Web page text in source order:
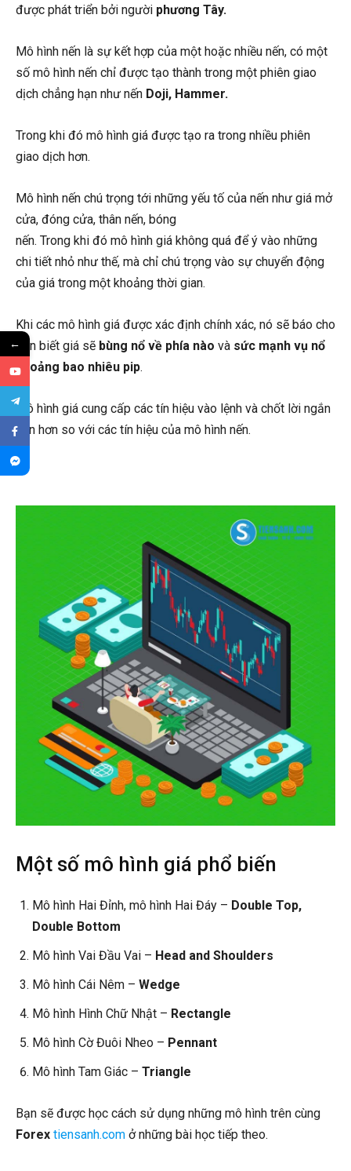
được phát triển bởi người phương Tây.
Mô hình nến là sự kết hợp của một hoặc nhiều nến, có một
số mô hình nến chỉ được tạo thành trong một phiên giao
dịch chẳng hạn như nến Doji, Hammer.
Trong khi đó mô hình giá được tạo ra trong nhiều phiên
giao dịch hơn.
Mô hình nến chú trọng tới những yếu tố của nến như giá mở
cửa, đóng cửa, thân nến, bóng
nến. Trong khi đó mô hình giá không quá để ý vào những
chi tiết nhỏ như thế, mà chỉ chú trọng vào sự chuyển động
của giá trong một khoảng thời gian.
Khi các mô hình giá được xác định chính xác, nó sẽ báo cho
bạn biết giá sẽ bùng nổ về phía nào và sức mạnh vụ nổ
khoảng bao nhiêu pip.
Mô hình giá cung cấp các tín hiệu vào lệnh và chốt lời ngắn
hạn hơn so với các tín hiệu của mô hình nến.
Một số mô hình giá phổ biến
Mô hình Hai Đỉnh, mô hình Hai Đáy – Double Top,
Double Bottom
Mô hình Vai Đầu Vai – Head and Shoulders
Mô hình Cái Nêm – Wedge
Mô hình Hình Chữ Nhật – Rectangle
Mô hình Cờ Đuôi Nheo – Pennant
Mô hình Tam Giác – Triangle
Bạn sẽ được học cách sử dụng những mô hình trên cùng
Forex tiensanh.com ở những bài học tiếp theo.
←